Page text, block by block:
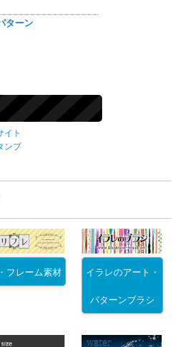
ターン
イト
ンプ
フレーム素材 イラレのアート・
パターンブラシ